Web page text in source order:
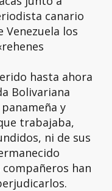
canario
Venezuela los
hasta ahora
Bolivariana
y
trabajaba,
ni de sus
han